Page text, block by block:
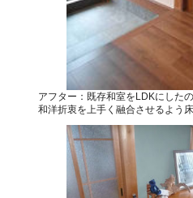
アフター：既存和室をLDKにした
和洋折衷を上手く融合させるよう